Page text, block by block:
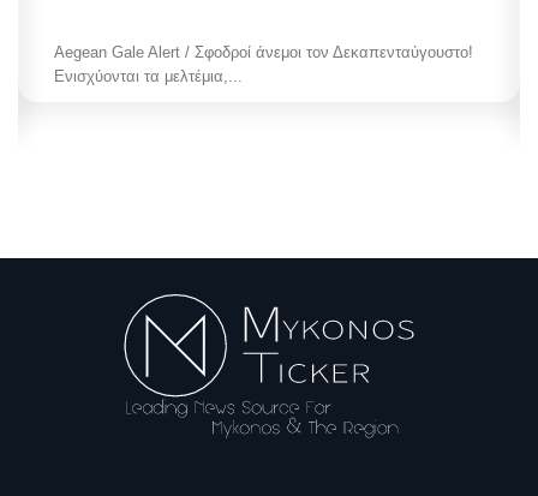
Aegean Gale Alert / Σφοδροί άνεμοι τον Δεκαπενταύγουστο!
Ενισχύονται τα μελτέμια,...